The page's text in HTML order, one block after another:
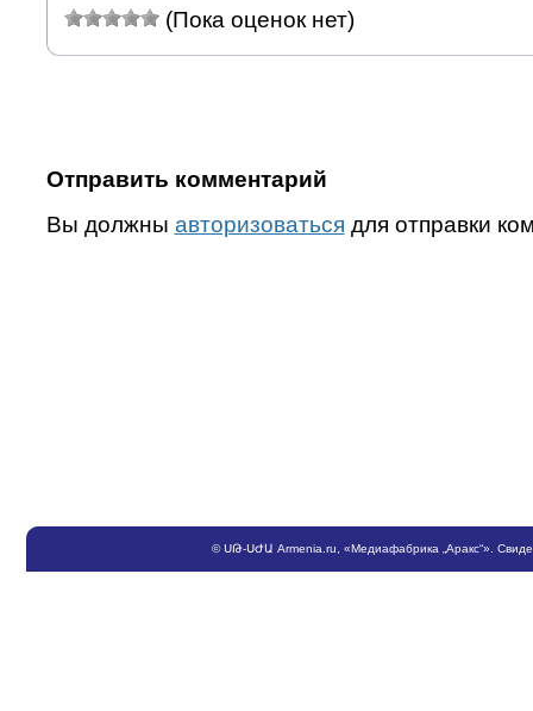
(Пока оценок нет)
Отправить комментарий
Вы должны авторизоваться для отправки
©ՍԹ-ՍԺԱ Armenia.ru , «Медиафабрика „Аракс“».